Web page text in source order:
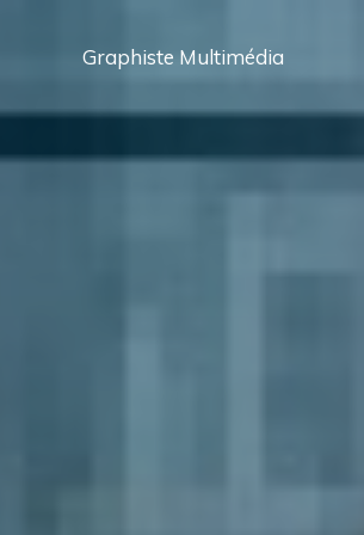
Graphiste Multimédia